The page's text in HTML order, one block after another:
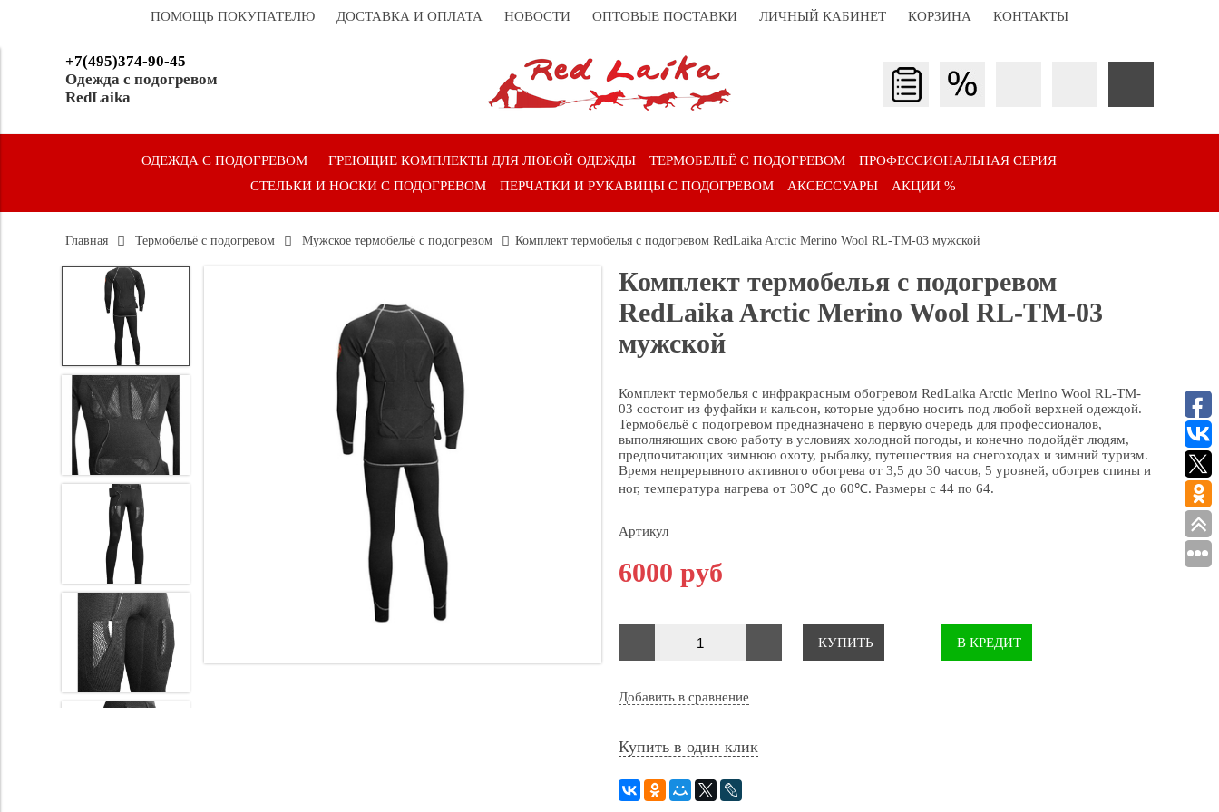
ПОМОЩЬ ПОКУПАТЕЛЮ ДОСТАВКА И ОПЛАТА НОВОСТИ ОПТОВЫЕ ПОСТАВКИ ЛИЧНЫЙ КАБИНЕТ КОРЗИНА КОНТАКТЫ
+7(495)374-90-45
Одежда с подогревом
RedLaika
ОДЕЖДА С ПОДОГРЕВОМ ГРЕЮЩИЕ КОМПЛЕКТЫ ДЛЯ ЛЮБОЙ ОДЕЖДЫ ТЕРМОБЕЛЬЁ С ПОДОГРЕВОМ
ПРОФЕССИОНАЛЬНАЯ СЕРИЯ
СТЕЛЬКИ И НОСКИ С ПОДОГРЕВОМ
ПЕРЧАТКИ И РУКАВИЦЫ С ПОДОГРЕВОМ АКСЕССУАРЫ АКЦИИ %
Главная Термобельё с подогревом Мужское термобельё с подогревом Комплект термобелья с подогревом RedLaika Arctic Merino Wool RL-TM-03 мужской
Комплект термобелья с подогревом
RedLaika Arctic Merino Wool RL-TM-03
мужской
Комплект термобелья с инфракрасным обогревом RedLaika Arctic Merino Wool RL-TM-
03 состоит из фуфайки и кальсон, которые удобно носить под любой верхней одеждой.
Термобельё с подогревом предназначено в первую очередь для профессионалов,
выполняющих свою работу в условиях холодной погоды, и конечно подойдёт людям,
предпочитающих зимнюю охоту, рыбалку, путешествия на снегоходах и зимний туризм.
Время непрерывного активного обогрева от 3,5 до 30 часов, 5 уровней, обогрев спины и
ног, температура нагрева от 30℃ до 60℃. Размеры с 44 по 64.
Артикул
6000 руб
КУПИТЬ В КРЕДИТ
Добавить в сравнение
Купить в один клик